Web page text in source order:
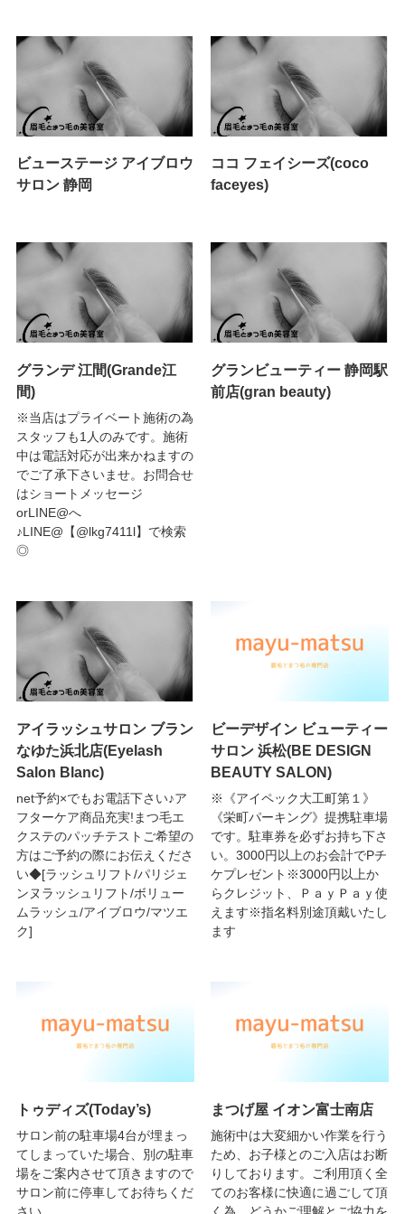
ビューステージ アイブロウ
サロン 静岡
ココ フェイシーズ(coco
faceyes)
グランデ 江間(Grande江
間)
※当店はプライベート施術の為
スタッフも1人のみです。施術
中は電話対応が出来かねますの
でご了承下さいませ。お問合せ
はショートメッセージ
orLINE@へ
♪LINE@【@lkg7411l】で検索
◎
グランビューティー 静岡駅
前店(gran beauty)
アイラッシュサロン ブラン
なゆた浜北店(Eyelash
Salon Blanc)
net予約×でもお電話下さい♪ア
フターケア商品充実!まつ毛エ
クステのパッチテストご希望の
方はご予約の際にお伝えくださ
い◆[ラッシュリフト/パリジェ
ンヌラッシュリフト/ボリュー
ムラッシュ/アイブロウ/マツエ
ク]
ビーデザイン ビューティー
サロン 浜松(BE DESIGN
BEAUTY SALON)
※《アイペック大工町第１》
《栄町パーキング》提携駐車場
です。駐車券を必ずお持ち下さ
い。3000円以上のお会計でPチ
ケプレゼント※3000円以上か
らクレジット、ＰａｙＰａｙ使
えます※指名料別途頂戴いたし
ます
トゥディズ(Today’s)
サロン前の駐車場4台が埋まっ
てしまっていた場合、別の駐車
場をご案内させて頂きますので
サロン前に停車してお待ちくだ
まつげ屋 イオン富士南店
施術中は大変細かい作業を行う
ため、お子様とのご入店はお断
りしております。ご利用頂く全
てのお客様に快適に過ごして頂